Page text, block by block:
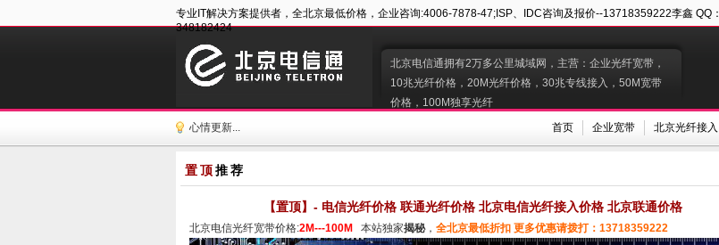
专业IT解决方案提供者，全北京最低价格，企业咨询:4006-7878-47;ISP、IDC咨询及报价--13718359222李鑫 QQ：
348182424
北京电信通拥有2万多公里城域网，主营：企业光纤宽带，
10兆光纤价格，20M光纤价格，30兆专线接入，50M宽带
价格，100M独享光纤
心情更新... 首页 企业宽带 北京光纤接入
置顶推荐
【置顶】- 电信光纤价格 联通光纤价格 北京电信光纤接入价格 北京联通价格
北京电信光纤宽带价格:2M---100M 本站独家揭秘， 全北京最低折扣 更多优惠请拨打：13718359222